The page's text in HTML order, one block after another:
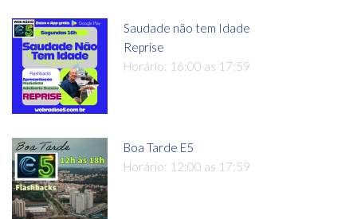
Saudade não tem Idade
Reprise
Horário: 16:00 as 17:59
Boa Tarde E5
Horário: 12:00 as 17:59